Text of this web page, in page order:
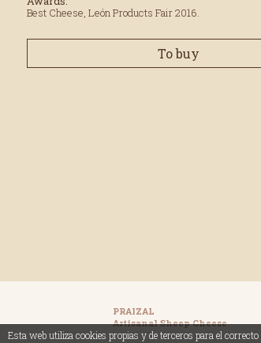
Best Cheese, León Products Fair 2016.
To buy
PRAIZAL
Artisanal Sheep Cheese
Esta web utiliza cookies propias y de terceros para el